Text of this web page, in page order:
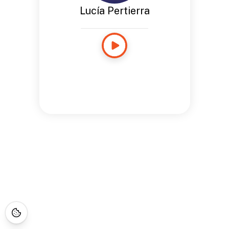
Lucía Pertierra